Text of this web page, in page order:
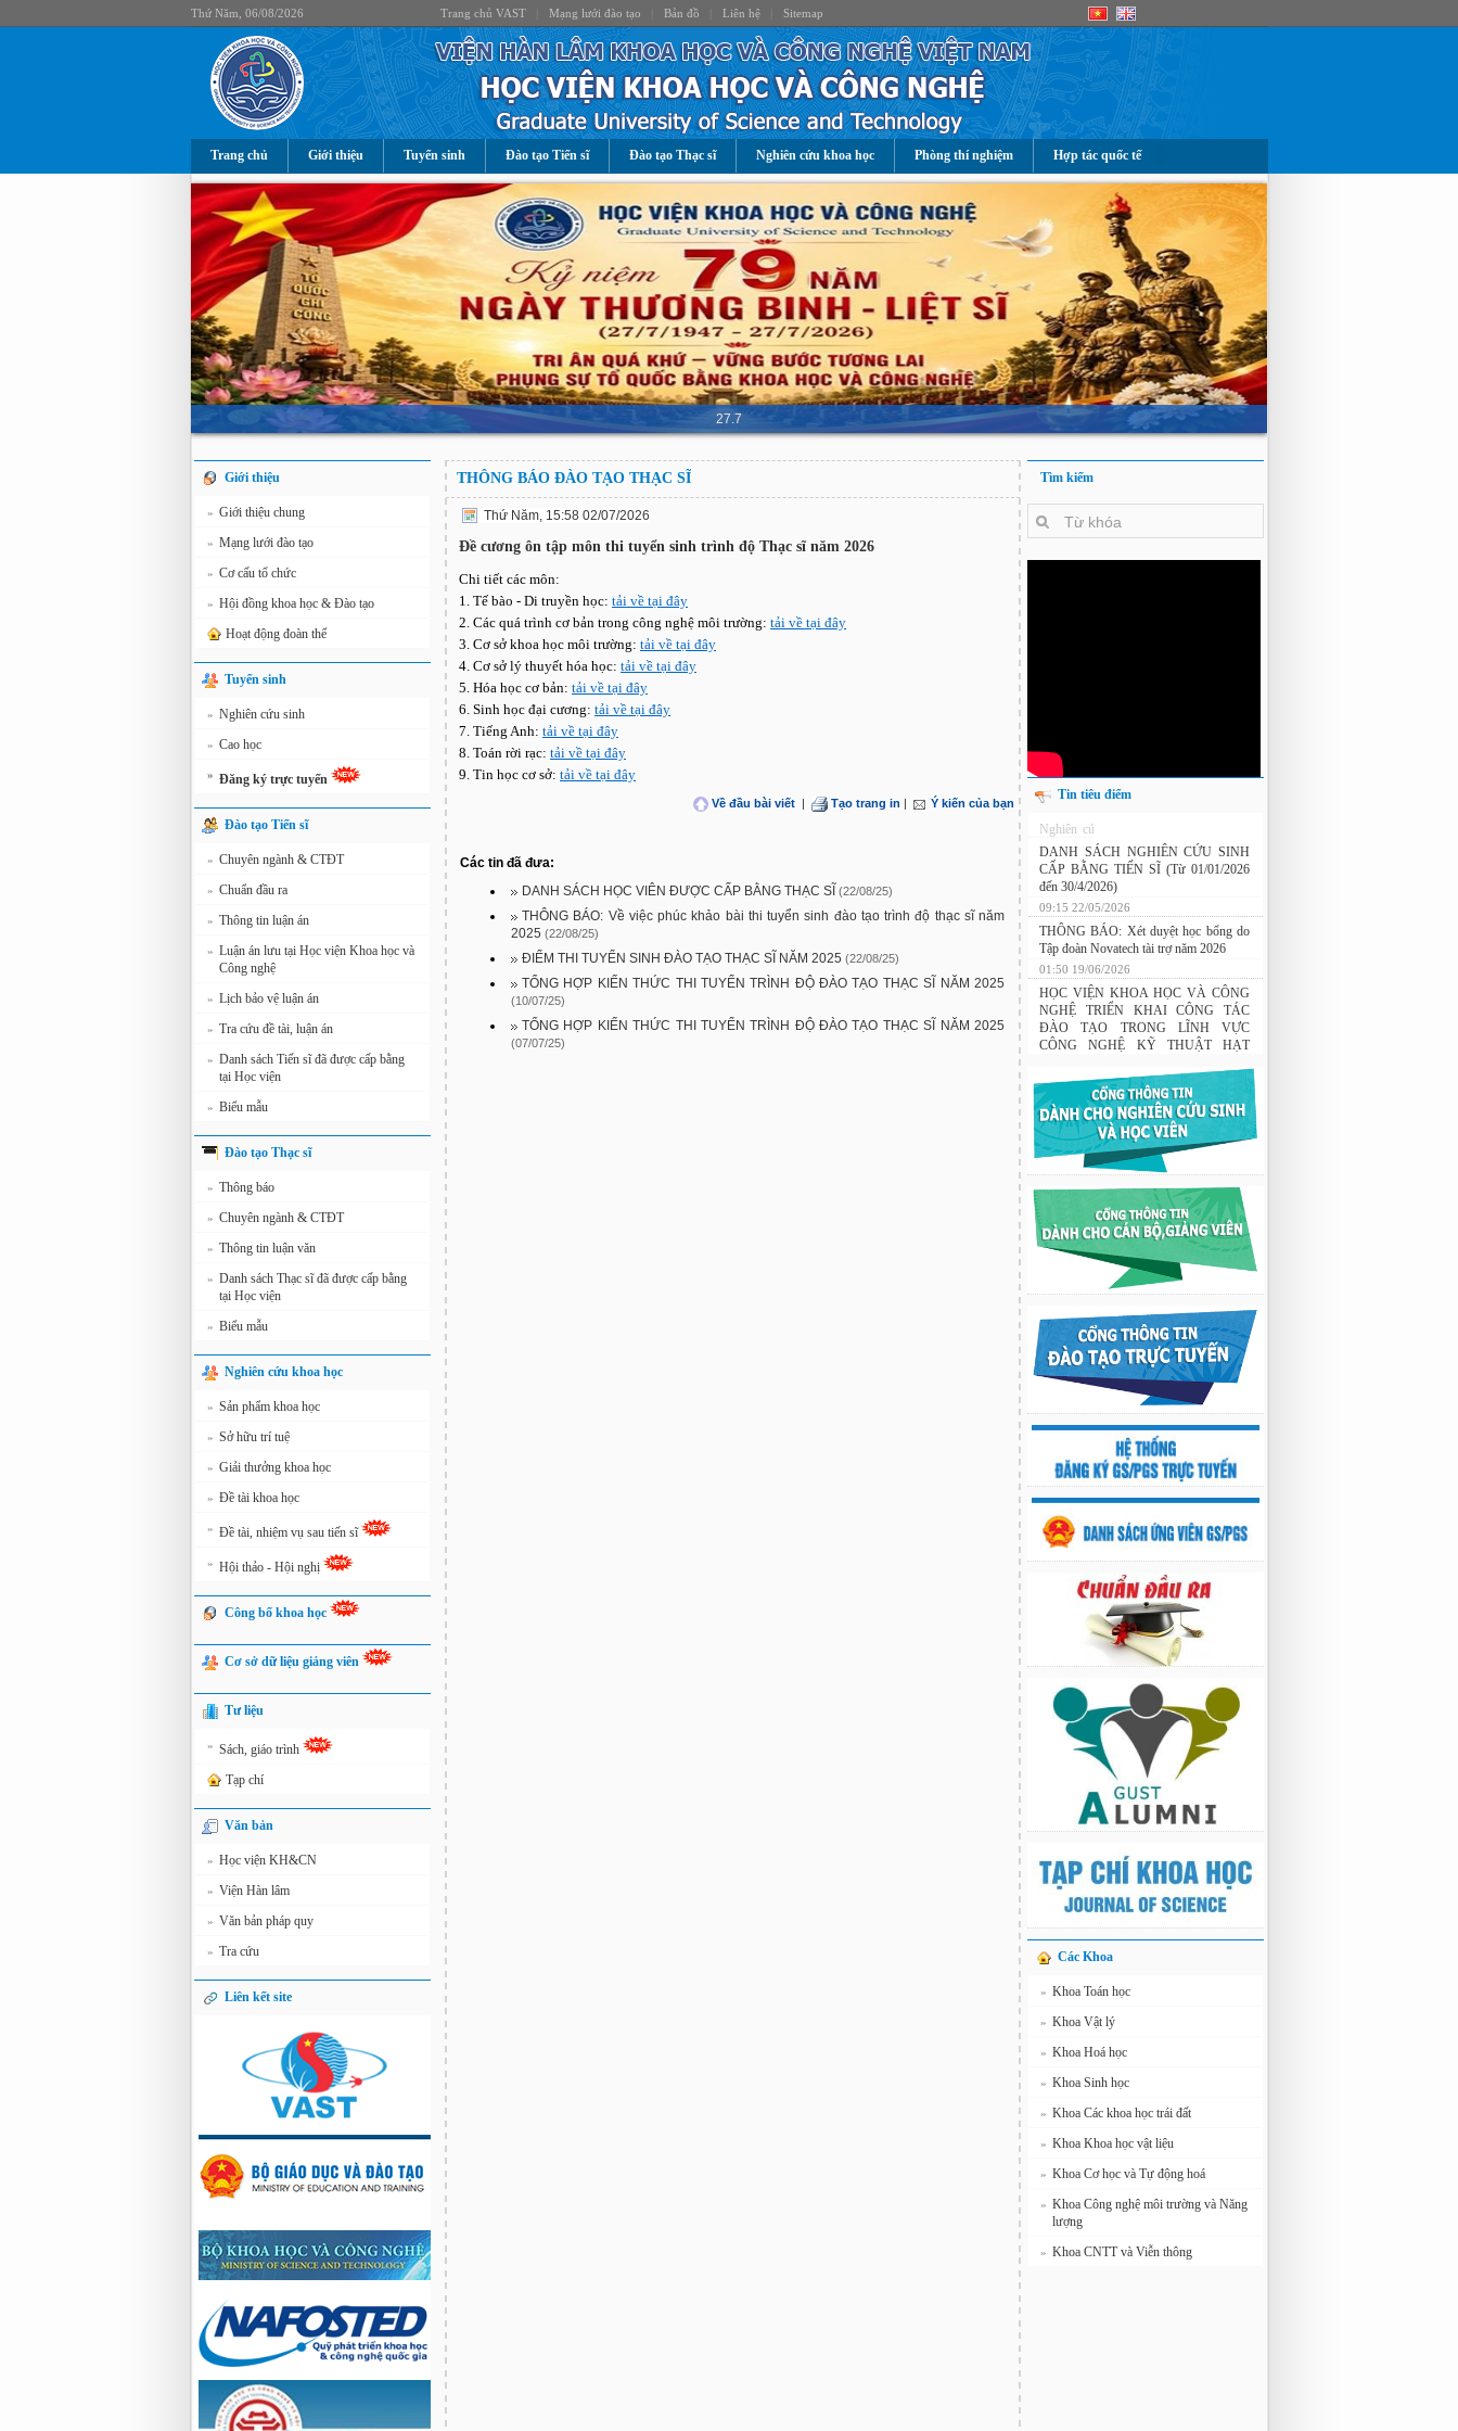
Thứ Năm, 06/08/2026 Trang chủ VAST| Mạng lưới đào tạo Bản đồ Liên hệ| Sitemap
Trang chủ Giới thiệu Tuyển sinh Đào tạo Tiến sĩ Đào tạo Thạc sĩ Nghiên cứu khoa học Phòng thí nghiệm Hợp tác quốc tế
27.7
Giới thiệu
» Giới thiệu chung
» Mạng lưới đào tạo
» Cơ cấu tổ chức
» Hội đồng khoa học & Đào tạo
Hoạt động đoàn thể
Tuyển sinh
» Nghiên cứu sinh
» Cao học
» Đăng ký trực tuyến
Đào tạo Tiến sĩ
» Chuyên ngành & CTĐT
» Chuẩn đầu ra
» Thông tin luận án
» Luận án lưu tại Học viện Khoa học và
Công nghệ
» Lịch bảo vệ luận án
» Tra cứu đề tài, luận án
» Danh sách Tiến sĩ đã được cấp bằng
tại Học viện
» Biểu mẫu
Đào tạo Thạc sĩ
» Thông báo
» Chuyên ngành & CTĐT
» Thông tin luận văn
» Danh sách Thạc sĩ đã được cấp bằng
tại Học viện
» Biểu mẫu
Nghiên cứu khoa học
» Sản phẩm khoa học
» Sở hữu trí tuệ
» Giải thưởng khoa học
» Đề tài khoa học
» Đề tài, nhiệm vụ sau tiến sĩ
» Hội thảo - Hội nghị
Công bố khoa học
Cơ sở dữ liệu giảng viên
Tư liệu
» Sách, giáo trình
Tạp chí
Văn bản
» Học viện KH&CN
» Viện Hàn lâm
» Văn bản pháp quy
» Tra cứu
Liên kết site
THÔNG BÁO ĐÀO TẠO THẠC SĨ
Thứ Năm, 15:58 02/07/2026
Đề cương ôn tập môn thi tuyển sinh trình độ Thạc sĩ năm 2026
Chi tiết các môn:
1. Tế bào - Di truyền học: tải về tại đây
2. Các quá trình cơ bản trong công nghệ môi trường: tải về tại đây
3. Cơ sở khoa học môi trường: tải về tại đây
4. Cơ sở lý thuyết hóa học: tải về tại đây
5. Hóa học cơ bản: tải về tại đây
6. Sinh học đại cương: tải về tại đây
7. Tiếng Anh: tải về tại đây
8. Toán rời rạc: tải về tại đây
9. Tin học cơ sở: tải về tại đây
Về đầu bài viết | Tạo trang in | Ý kiến của bạn
Các tin đã đưa:
DANH SÁCH HỌC VIÊN ĐƯỢC CẤP BẰNG THẠC SĨ (22/08/25)
THÔNG BÁO: Về việc phúc khảo bài thi tuyển sinh đào tạo trình độ thạc sĩ năm
2025 (22/08/25)
ĐIỂM THI TUYỂN SINH ĐÀO TẠO THẠC SĨ NĂM 2025 (22/08/25)
TỔNG HỢP KIẾN THỨC THI TUYỂN TRÌNH ĐỘ ĐÀO TẠO THẠC SĨ NĂM 2025
(10/07/25)
TỔNG HỢP KIẾN THỨC THI TUYỂN TRÌNH ĐỘ ĐÀO TẠO THẠC SĨ NĂM 2025
(07/07/25)
Tìm kiếm
Tin tiêu điểm
Nghiên cứu chế tạo hệ thống xác định
hướng vật thể độ chính xác cao dựa trên
từ kế và vật liệu biến hóa
DANH SÁCH NGHIÊN CỨU SINH
CẤP BẰNG TIẾN SĨ (Từ 01/01/2026
đến 30/4/2026)
09:15 22/05/2026
THÔNG BÁO: Xét duyệt học bổng do
Tập đoàn Novatech tài trợ năm 2026
01:50 19/06/2026
HỌC VIỆN KHOA HỌC VÀ CÔNG
NGHỆ TRIỂN KHAI CÔNG TÁC
ĐÀO TẠO TRONG LĨNH VỰC
CÔNG NGHỆ KỸ THUẬT HẠT
NHÂN
03:41 08/07/2026
GIAO LƯU TRAO ĐỔI HỌC THUẬT
GIỮA HỌC VIỆN KHOA HỌC VÀ
HỌC OSAKA, TRƯỜNG TRUNG
HỌC HYOGO (NHẬT BẢN) VÀ
TRƯỜNG TRUNG HỌC PHỔ
THÔNG CHUYÊN KHOA HỌC TỰ
02:22 23/07/2026
Nghiên cứu chế tạo hệ thống xác định
hướng vật thể độ chính xác cao dựa trên
từ kế và vật liệu biến hóa
9:33 sáng thứ hai, 03/08/2026
Các Khoa
» Khoa Toán học
» Khoa Vật lý
» Khoa Hoá học
» Khoa Sinh học
» Khoa Các khoa học trái đất
» Khoa Khoa học vật liệu
» Khoa Cơ học và Tự động hoá
» Khoa Công nghệ môi trường và Năng
lượng
» Khoa CNTT và Viễn thông